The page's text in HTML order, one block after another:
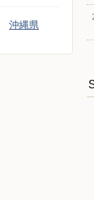
沖縄県